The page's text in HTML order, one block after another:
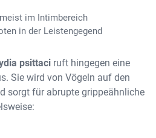
im Intimbereich
in der Leistengegend
psittaci ruft hingegen eine
Sie wird von Vögeln auf den
sorgt für abrupte grippeähnliche